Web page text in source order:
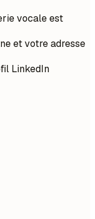
vocale est
et votre adresse
LinkedIn